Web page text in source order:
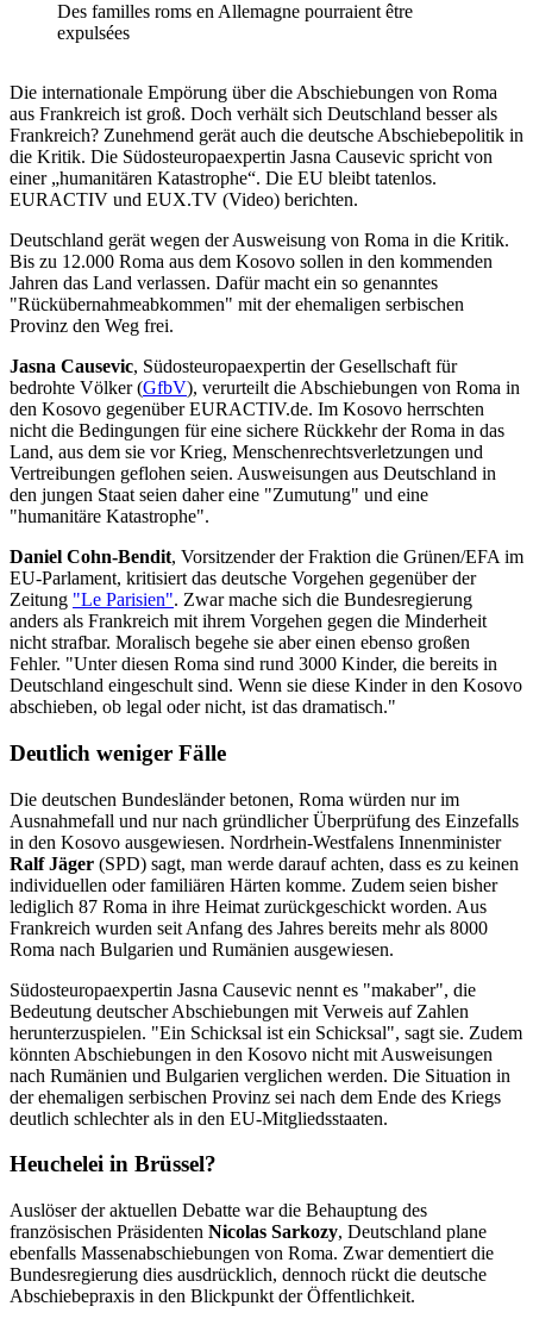
Des familles roms en Allemagne pourraient être
expulsées
Die internationale Empörung über die Abschiebungen von Roma
aus Frankreich ist groß. Doch verhält sich Deutschland besser als
Frankreich? Zunehmend gerät auch die deutsche Abschiebepolitik in
die Kritik. Die Südosteuropaexpertin Jasna Causevic spricht von
einer „humanitären Katastrophe“. Die EU bleibt tatenlos.
EURACTIV und EUX.TV (Video) berichten.
Deutschland gerät wegen der Ausweisung von Roma in die Kritik.
Bis zu 12.000 Roma aus dem Kosovo sollen in den kommenden
Jahren das Land verlassen. Dafür macht ein so genanntes
"Rückübernahmeabkommen" mit der ehemaligen serbischen
Provinz den Weg frei.
Jasna Causevic, Südosteuropaexpertin der Gesellschaft für
bedrohte Völker (GfbV), verurteilt die Abschiebungen von Roma in
den Kosovo gegenüber EURACTIV.de. Im Kosovo herrschten
nicht die Bedingungen für eine sichere Rückkehr der Roma in das
Land, aus dem sie vor Krieg, Menschenrechtsverletzungen und
Vertreibungen geflohen seien. Ausweisungen aus Deutschland in
den jungen Staat seien daher eine "Zumutung" und eine
"humanitäre Katastrophe".
Daniel Cohn-Bendit, Vorsitzender der Fraktion die Grünen/EFA im
EU-Parlament, kritisiert das deutsche Vorgehen gegenüber der
Zeitung "Le Parisien". Zwar mache sich die Bundesregierung
anders als Frankreich mit ihrem Vorgehen gegen die Minderheit
nicht strafbar. Moralisch begehe sie aber einen ebenso großen
Fehler. "Unter diesen Roma sind rund 3000 Kinder, die bereits in
Deutschland eingeschult sind. Wenn sie diese Kinder in den Kosovo
abschieben, ob legal oder nicht, ist das dramatisch."
Deutlich weniger Fälle
Die deutschen Bundesländer betonen, Roma würden nur im
Ausnahmefall und nur nach gründlicher Überprüfung des Einzefalls
in den Kosovo ausgewiesen. Nordrhein-Westfalens Innenminister
Ralf Jäger (SPD) sagt, man werde darauf achten, dass es zu keinen
individuellen oder familiären Härten komme. Zudem seien bisher
lediglich 87 Roma in ihre Heimat zurückgeschickt worden. Aus
Frankreich wurden seit Anfang des Jahres bereits mehr als 8000
Roma nach Bulgarien und Rumänien ausgewiesen.
Südosteuropaexpertin Jasna Causevic nennt es "makaber", die
Bedeutung deutscher Abschiebungen mit Verweis auf Zahlen
herunterzuspielen. "Ein Schicksal ist ein Schicksal", sagt sie. Zudem
könnten Abschiebungen in den Kosovo nicht mit Ausweisungen
nach Rumänien und Bulgarien verglichen werden. Die Situation in
der ehemaligen serbischen Provinz sei nach dem Ende des Kriegs
deutlich schlechter als in den EU-Mitgliedsstaaten.
Heuchelei in Brüssel?
Auslöser der aktuellen Debatte war die Behauptung des
französischen Präsidenten Nicolas Sarkozy, Deutschland plane
ebenfalls Massenabschiebungen von Roma. Zwar dementiert die
Bundesregierung dies ausdrücklich, dennoch rückt die deutsche
Abschiebepraxis in den Blickpunkt der Öffentlichkeit.